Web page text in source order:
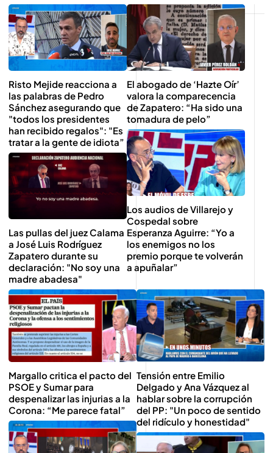
Reproducir
Risto Mejide reacciona a
las palabras de Pedro
Sánchez asegurando que
"todos los presidentes
han recibido regalos": "Es
tratar a la gente de idiota”
Las pullas del juez Calama
a José Luis Rodríguez
Zapatero durante su
declaración: "No soy una
madre abadesa"
El abogado de ‘Hazte Oír’
valora la comparecencia
de Zapatero: “Ha sido una
tomadura de pelo”
Los audios de Villarejo y
Cospedal sobre
Esperanza Aguirre: “Yo a
los enemigos no los
premio porque te volverán
a apuñalar”
Margallo critica el pacto del
PSOE y Sumar para
despenalizar las injurias a la
Corona: “Me parece fatal”
Tensión entre Emilio
Delgado y Ana Vázquez al
hablar sobre la corrupción
del PP: "Un poco de sentido
del ridículo y honestidad"